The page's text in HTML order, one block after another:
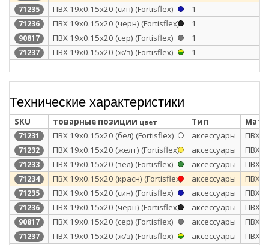
71235 ПВХ 19х0.15х20 (син) (Fortisflex) 1
71236 ПВХ 19х0.15х20 (черн) (Fortisflex) 1
90817 ПВХ 19х0.15x20 (сер) (Fortisflex) 1
71237 ПВХ 19х0.15х20 (ж/з) (Fortisflex) 1
Технические характеристики
SKU товарные позиции цвет Тип
71231 ПВХ 19х0.15х20 (бел) (Fortisflex) аксессуары ПВХ
71232 ПВХ 19х0.15х20 (желт) (Fortisflex) аксессуары ПВХ
71233 ПВХ 19х0.15х20 (зел) (Fortisflex) аксессуары ПВХ
71234 ПВХ 19х0.15х20 (красн) (Fortisflex) аксессуары ПВХ
71235 ПВХ 19х0.15х20 (син) (Fortisflex) аксессуары ПВХ
71236 ПВХ 19х0.15х20 (черн) (Fortisflex) аксессуары ПВХ
90817 ПВХ 19х0.15x20 (сер) (Fortisflex) аксессуары ПВХ
71237 ПВХ 19х0.15х20 (ж/з) (Fortisflex) аксессуары ПВХ